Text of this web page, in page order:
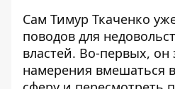
Сам Тимур Ткаченко
поводов для
властей. Во-первых, он
намерения вмешаться